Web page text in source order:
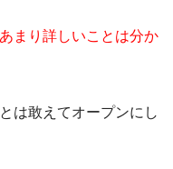
まり詳しいことは分か
は敢えてオープンにし